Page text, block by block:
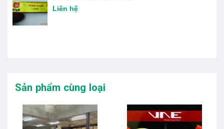
Liên hệ
Sản phẩm cùng loại